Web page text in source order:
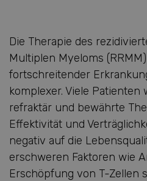
Die Therapie des
Multiplen Myeloms
fortschreitender
komplexer. Viele
refraktär und bewährte
Effektivität und
negativ auf die
erschweren Faktoren wie
Erschöpfung von T-Zellen